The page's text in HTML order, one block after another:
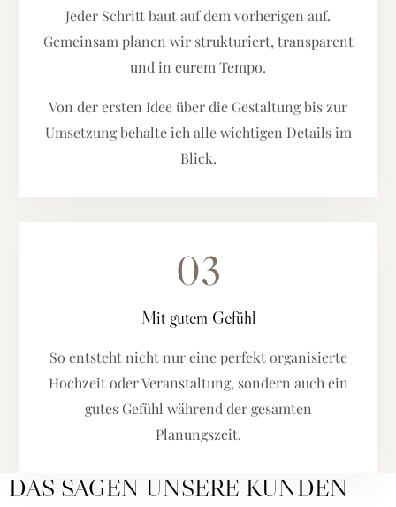
Jeder Schritt baut auf dem vorherigen auf.
Gemeinsam planen wir strukturiert, transparent
und in eurem Tempo.
Von der ersten Idee über die Gestaltung bis zur
Umsetzung behalte ich alle wichtigen Details im
Blick.
03
Mit gutem Gefühl
So entsteht nicht nur eine perfekt organisierte
Hochzeit oder Veranstaltung, sondern auch ein
gutes Gefühl während der gesamten
Planungszeit.
DAS SAGEN UNSERE KUNDEN